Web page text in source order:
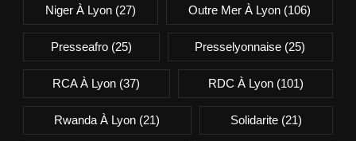
Niger À Lyon(27) Outre Mer À Lyon (106)
Presseafro(25) Presselyonnaise (25)
RCA À Lyon (37) RDC À Lyon(101)
Rwanda À Lyon (21) Solidarite(21)